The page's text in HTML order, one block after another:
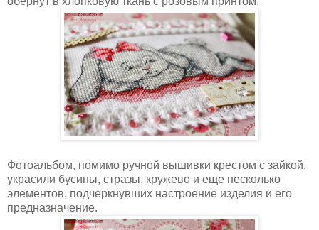
Фотоальбом, помимо ручной вышивки крестом с зайкой,
украсили бусины, стразы, кружево и еще несколько
элементов, подчеркнувших настроение изделия и его
предназначение.